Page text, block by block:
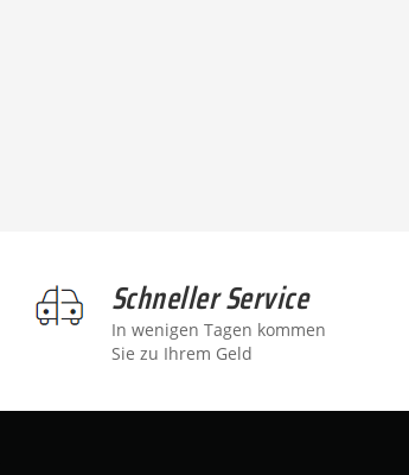
Schneller Service
In wenigen Tagen kommen
Sie zu Ihrem Geld